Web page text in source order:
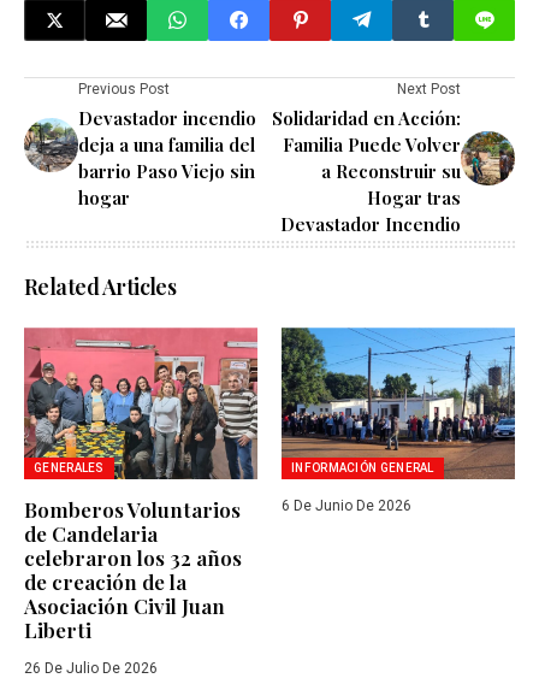
Previous Post
Devastador incendio
deja a una familia del
barrio Paso Viejo sin
hogar
Next Post
Solidaridad en Acción:
Familia Puede Volver
a Reconstruir su
Hogar tras
Devastador Incendio
Related Articles
GENERALES
Bomberos Voluntarios
de Candelaria
celebraron los 32 años
de creación de la
Asociación Civil Juan
Liberti
26 De Julio De 2026
INFORMACIÓN GENERAL
6 De Junio De 2026